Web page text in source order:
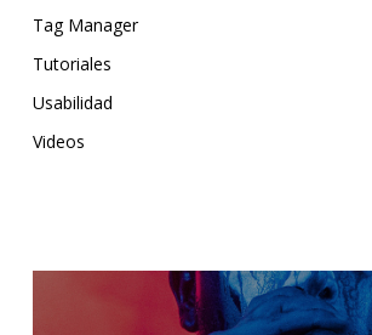
Tag Manager
Tutoriales
Usabilidad
Videos